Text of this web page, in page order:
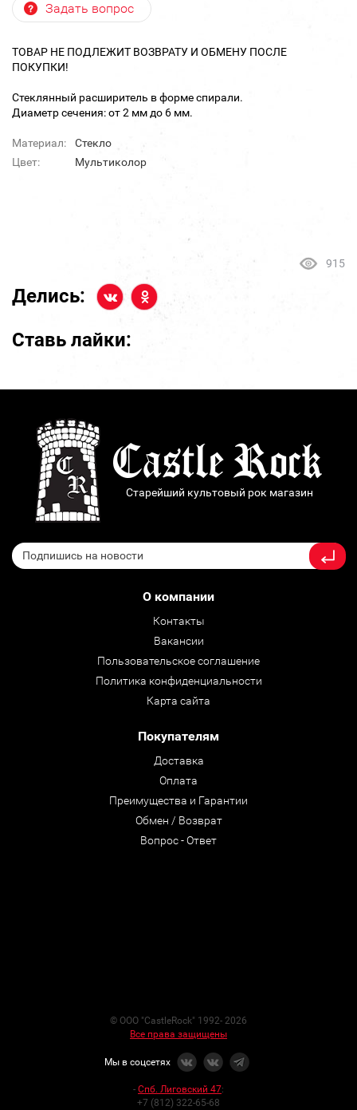
Задать вопрос
ТОВАР НЕ ПОДЛЕЖИТ ВОЗВРАТУ И ОБМЕНУ ПОСЛЕ
ПОКУПКИ!
Стеклянный расширитель в форме спирали.
Диаметр сечения: от 2 мм до 6 мм.
Материал:
Стекло
Цвет:
Мультиколор
915
Делись:
Ставь лайки:
Старейший культовый рок магазин
О компании
Контакты
Вакансии
Пользовательское соглашение
Политика конфиденциальности
Карта сайта
Покупателям
Доставка
Оплата
Преимущества и Гарантии
Обмен / Возврат
Вопрос - Ответ
© ООО "CastleRock" 1992- 2026
Все права защищены
Мы в соцсетях
- Спб. Лиговский 47:
+7 (812) 322-65-68